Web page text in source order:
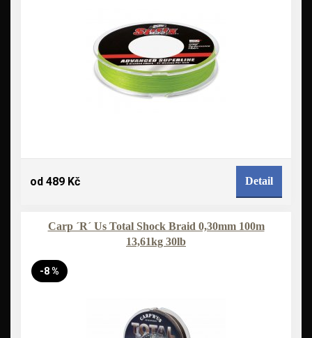
od 489 Kč Detail
Carp ´R´ Us Total Shock Braid 0,30mm 100m
13,61kg 30lb
-8 %